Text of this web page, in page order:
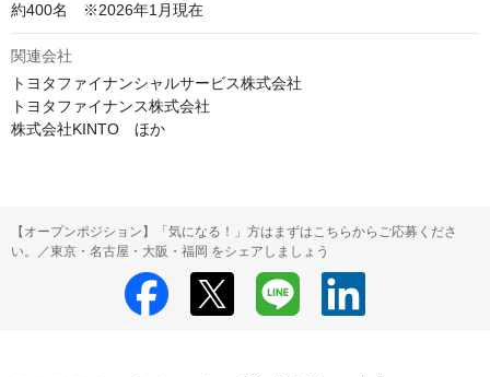
約400名　※2026年1月現在
関連会社
トヨタファイナンシャルサービス株式会社
トヨタファイナンス株式会社
株式会社KINTO　ほか
【オープンポジション】「気になる！」方はまずはこちらからご応募くださ
い。／東京・名古屋・大阪・福岡 をシェアしましょう